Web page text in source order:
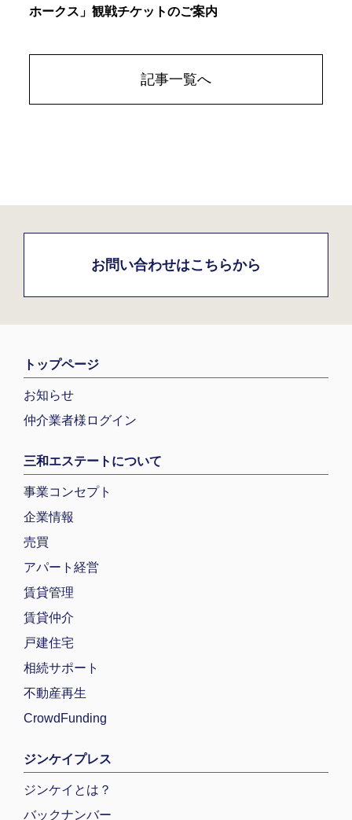
ホークス」観戦チケットのご案内
記事一覧へ
お問い合わせはこちらから
トップページ
お知らせ
仲介業者様ログイン
三和エステートについて
事業コンセプト
企業情報
売買
アパート経営
賃貸管理
賃貸仲介
戸建住宅
相続サポート
不動産再生
CrowdFunding
ジンケイプレス
ジンケイとは？
バックナンバー